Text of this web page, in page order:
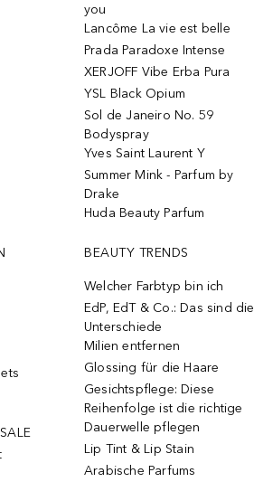
you
Lancôme La vie est belle
Prada Paradoxe Intense
XERJOFF Vibe Erba Pura
YSL Black Opium
Sol de Janeiro No. 59
Bodyspray
Yves Saint Laurent Y
Summer Mink - Parfum by
Drake
Huda Beauty Parfum
BEAUTY TRENDS
Welcher Farbtyp bin ich
EdP, EdT & Co.: Das sind die
Unterschiede
Milien entfernen
Glossing für die Haare
Gesichtspflege: Diese
Reihenfolge ist die richtige
Dauerwelle pflegen
Lip Tint & Lip Stain
Arabische Parfums